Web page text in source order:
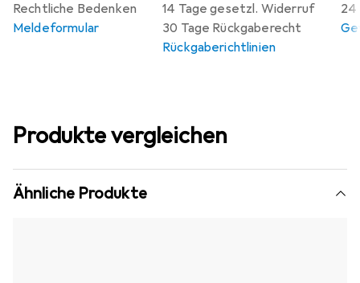
14 Tage gesetzl. Widerruf
30 Tage Rückgaberecht
Rückgaberichtlinien
24
Rechtliche Bedenken
Meldeformular
Produkte vergleichen
Ähnliche Produkte